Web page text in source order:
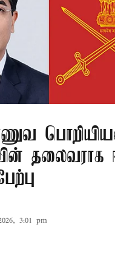
3:01 pm